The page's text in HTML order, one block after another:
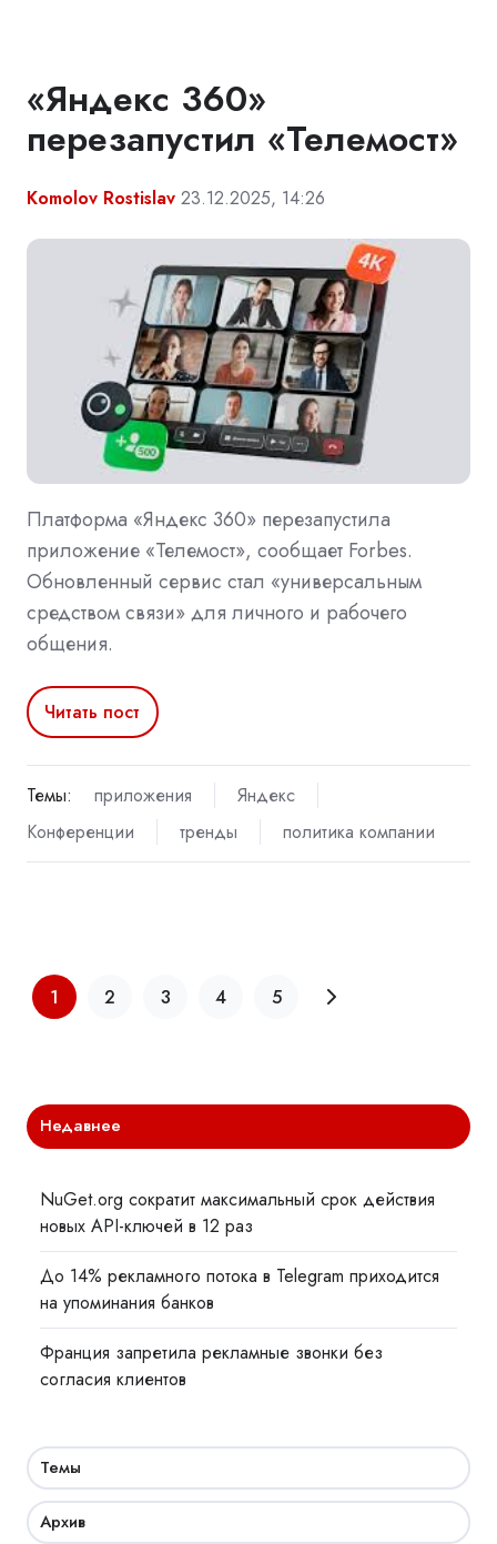
«Яндекс 360»
перезапустил «Телемост»
Komolov Rostislav 23.12.2025, 14:26
Платформа «Яндекс 360» перезапустила
приложение «Телемост», сообщает Forbes.
Обновленный сервис стал «универсальным
средством связи» для личного и рабочего
общения.
Читать пост
Темы: приложения
Яндекс
Конференции
тренды политика компании
1 2 3 4 5
Недавнее
NuGet.org сократит максимальный срок действия
новых API-ключей в 12 раз
До 14% рекламного потока в Telegram приходится
на упоминания банков
Франция запретила рекламные звонки без
согласия клиентов
Темы
Архив